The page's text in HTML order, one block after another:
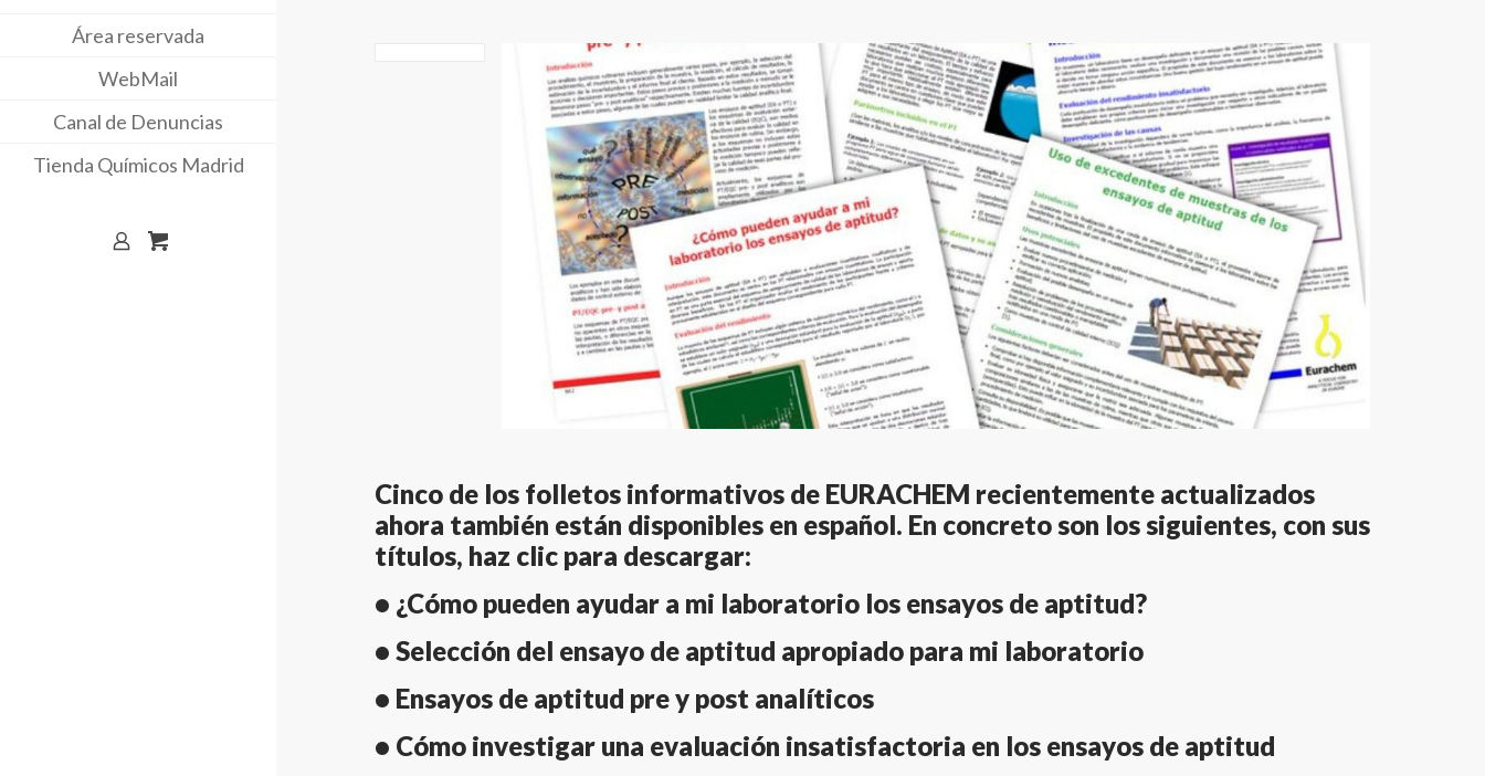
Área reservada
WebMail
Canal de Denuncias
Tienda Químicos Madrid
Cinco de los folletos informativos de EURACHEM recientemente actualizados
ahora también están disponibles en español. En concreto son los siguientes, con sus
títulos, haz clic para descargar:
• ¿Cómo pueden ayudar a mi laboratorio los ensayos de aptitud?
• Selección del ensayo de aptitud apropiado para mi laboratorio
• Ensayos de aptitud pre y post analíticos
• Cómo investigar una evaluación insatisfactoria en los ensayos de aptitud